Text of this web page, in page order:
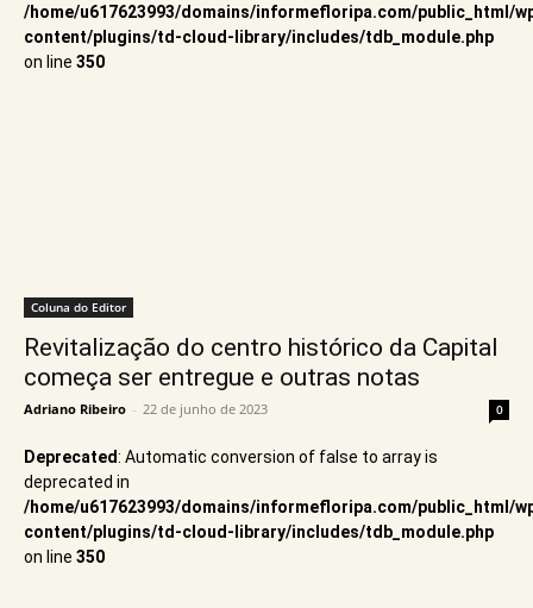
Coluna do Editor
/home/u617623993/domains/informefloripa.com/public_html/
content/plugins/td-cloud-library/includes/tdb_module.php
on line 350
Revitalização do centro histórico da Capital
começa ser entregue e outras notas
Adriano Ribeiro - 22 de junho de 2023 0
Deprecated: Automatic conversion of false to array is
deprecated in
/home/u617623993/domains/informefloripa.com/public_html/
content/plugins/td-cloud-library/includes/tdb_module.php
on line 350